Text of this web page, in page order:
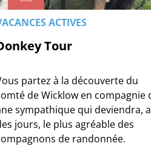
ACTIVES
Tour
partez à la découverte du
de Wicklow en compagnie
sympathique qui deviendra,
jours, le plus agréable des
de randonnée.